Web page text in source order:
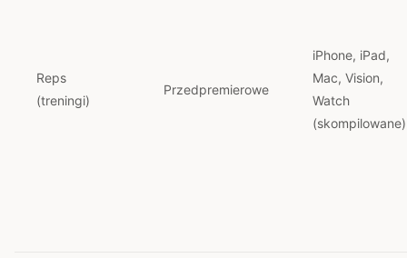
Reps
(treningi)
Przedpremierowe
iPhone, iPad,
Mac, Vision,
Watch
(skompilowane)